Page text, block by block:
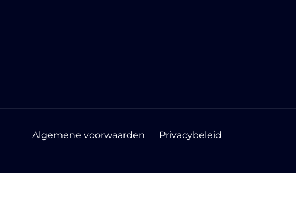
Algemene voorwaarden Privacybeleid